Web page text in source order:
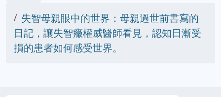
失智母親眼中的世界：母親過世前書寫的
日記，讓失智癥權威醫師看見，認知日漸受
損的患者如何感受世界。